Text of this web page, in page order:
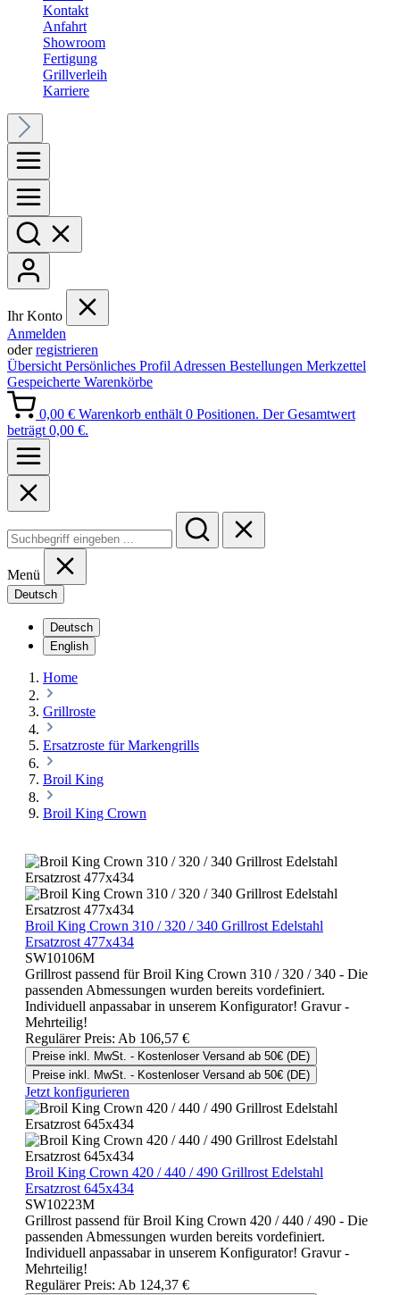
Kontakt
Anfahrt
Showroom
Fertigung
Grillverleih
Karriere
Ihr Konto
Anmelden
oderregistrieren
Übersicht Persönliches Profil Adressen Bestellungen Merkzettel
Gespeicherte Warenkörbe
0,00 € Warenkorb enthält 0 Positionen. Der Gesamtwert
beträgt 0,00 €.
Menü
Deutsch
Deutsch
English
Home
Grillroste
Ersatzroste für Markengrills
Broil King
Broil King Crown
Broil King Crown 310 / 320 / 340 Grillrost Edelstahl
Ersatzrost 477x434
SW10106M
Grillrost passend für Broil King Crown 310 / 320 / 340 - Die
passenden Abmessungen wurden bereits vordefiniert.
Individuell anpassabar in unserem Konfigurator! Gravur -
Mehrteilig!
Regulärer Preis: Ab 106,57 €
Preise inkl. MwSt. - Kostenloser Versand ab 50€ (DE)
Preise inkl. MwSt. - Kostenloser Versand ab 50€ (DE)
Jetzt konfigurieren
Broil King Crown 420 / 440 / 490 Grillrost Edelstahl
Ersatzrost 645x434
SW10223M
Grillrost passend für Broil King Crown 420 / 440 / 490 - Die
passenden Abmessungen wurden bereits vordefiniert.
Individuell anpassabar in unserem Konfigurator! Gravur -
Mehrteilig!
Regulärer Preis: Ab 124,37 €